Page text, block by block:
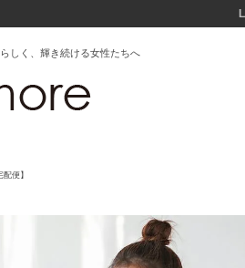
しく、輝き続ける女性たちへ
便】